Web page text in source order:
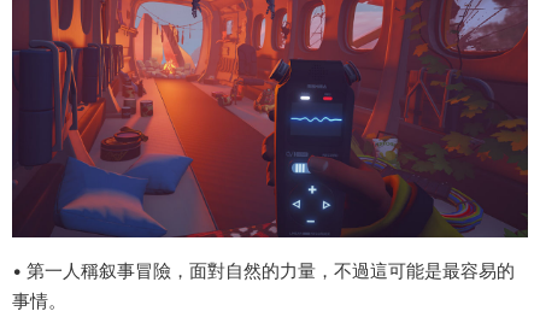
• 第一人稱叙事冒險，面對自然的力量，不過這可能是最容易的
事情。